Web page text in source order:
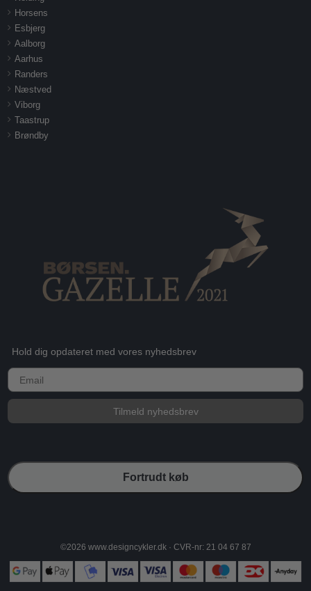
Horsens
Esbjerg
Aalborg
Aarhus
Randers
Næstved
Viborg
Taastrup
Brøndby
Hold dig opdateret med vores nyhedsbrev
E-mail
Tilmeld nyhedsbrev
Fortrudt køb
©2026 www.designcykler.dk · CVR-nr: 21 04 67 87